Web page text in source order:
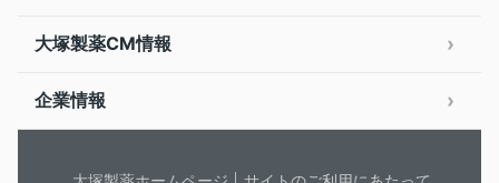
大塚製薬CM情報
企業情報